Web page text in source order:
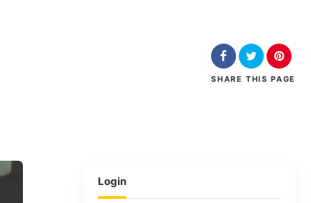
SHARE THIS PAGE
Login